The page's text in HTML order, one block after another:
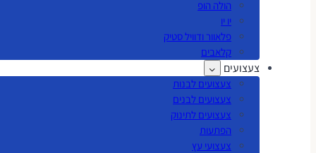
הולה הופ
יו יו
פלאוור ודוויל סטיק
קלאבים
צעצועים
צעצועים לבנות
צעצועים לבנים
צעצועים לתינוק
הפתעות
צעצועי עץ